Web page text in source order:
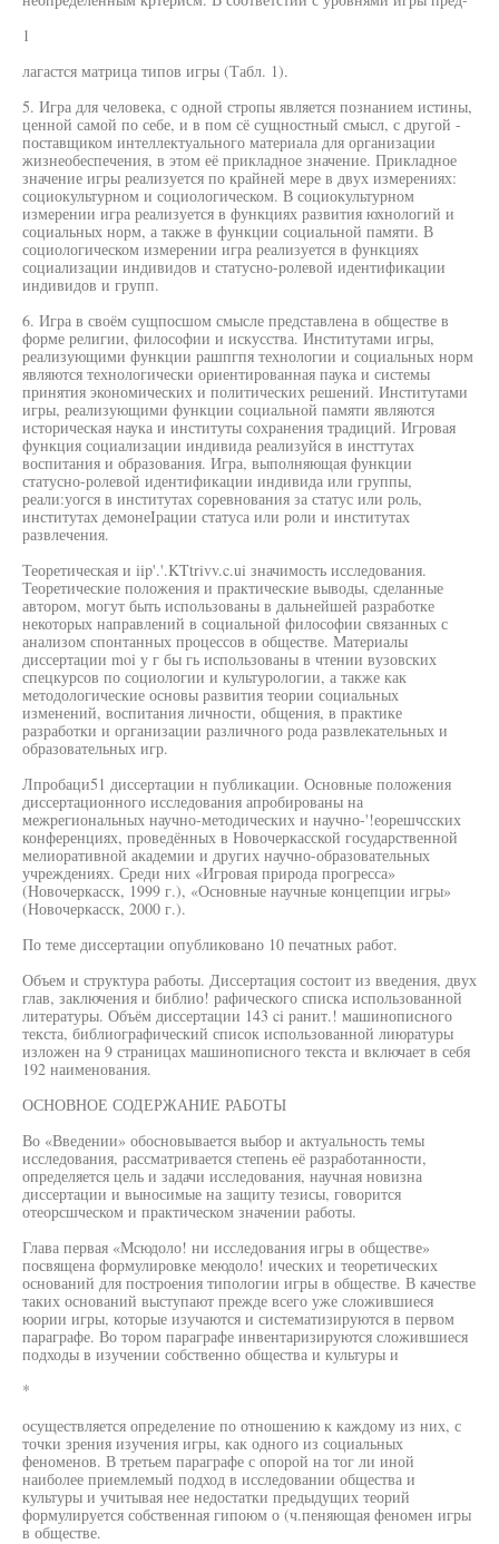
1
лагастся матрица типов игры (Табл. 1).
5. Игра для человека, с одной стропы является познанием истины,
ценной самой по себе, и в пом сё сущностный смысл, с другой -
поставщиком интеллектуального материала для организации
жизнеобеспечения, в этом её прикладное значение. Прикладное
значение игры реализуется по крайней мере в двух измерениях:
социокультурном и социологическом. В социокультурном
измерении игра реализуется в функциях развития юхнологий и
социальных норм, а также в функции социальной памяти. В
социологическом измерении игра реализуется в функциях
социализации индивидов и статусно-ролевой идентификации
индивидов и групп.
6. Игра в своём сущпосшом смысле представлена в обществе в
форме религии, философии и искусства. Институтами игры,
реализующими функции рашпгпя технологии и социальных норм
являются технологически ориентированная паука и системы
принятия экономических и политических решений. Институтами
игры, реализующими функции социальной памяти являются
историческая наука и институты сохранения традиций. Игровая
функция социализации индивида реализуйся в инсттутах
воспитания и образования. Игра, выполняющая функции
статусно-ролевой идентификации индивида или группы,
реали:уогся в институтах соревнования за статус или роль,
институтах демонеIрации статуса или роли и институтах
развлечения.
Теоретическая и iip'.'.KTtrivv.c.ui значимость исследования.
Теоретические положения и практические выводы, сделанные
автором, могут быть использованы в дальнейшей разработке
некоторых направлений в социальной философии связанных с
анализом спонтанных процессов в обществе. Материалы
диссертации moi у г бы гь использованы в чтении вузовских
спецкурсов по социологии и культурологии, а также как
методологические основы развития теории социальных
изменений, воспитания личности, общения, в практике
разработки и организации различного рода развлекательных и
образовательных игр.
Лпробаци51 диссертации н публикации. Основные положения
диссертационного исследования апробированы на
межрегиональных научно-методических и научно-'!еорешчсских
конференциях, проведённых в Новочеркасской государственной
мелиоративной академии и других научно-образовательных
учреждениях. Среди них «Игровая природа прогресса»
(Новочеркасск, 1999 г.), «Основные научные концепции игры»
(Новочеркасск, 2000 г.).
По теме диссертации опубликовано 10 печатных работ.
Объем и структура работы. Диссертация состоит из введения, двух
глав, заключения и библио! рафического списка использованной
литературы. Объём диссертации 143 ci ранит.! машинописного
текста, библиографический список использованной лиюратуры
изложен на 9 страницах машинописного текста и включает в себя
192 наименования.
ОСНОВНОЕ СОДЕРЖАНИЕ РАБОТЫ
Во «Введении» обосновывается выбор и актуальность темы
исследования, рассматривается степень её разработанности,
определяется цель и задачи исследования, научная новизна
диссертации и выносимые на защиту тезисы, говорится
отеорсшческом и практическом значении работы.
Глава первая «Мсюдоло! ни исследования игры в обществе»
посвящена формулировке меюдоло! ических и теоретических
оснований для построения типологии игры в обществе. В качестве
таких оснований выступают прежде всего уже сложившиеся
юории игры, которые изучаются и систематизируются в первом
параграфе. Во тором параграфе инвентаризируются сложившиеся
подходы в изучении собственно общества и культуры и
*
осуществляется определение по отношению к каждому из них, с
точки зрения изучения игры, как одного из социальных
феноменов. В третьем параграфе с опорой на тог ли иной
наиболее приемлемый подход в исследовании общества и
культуры и учитывая нее недостатки предыдущих теорий
формулируется собственная гипоюм о (ч.пеняющая феномен игры
в обществе.